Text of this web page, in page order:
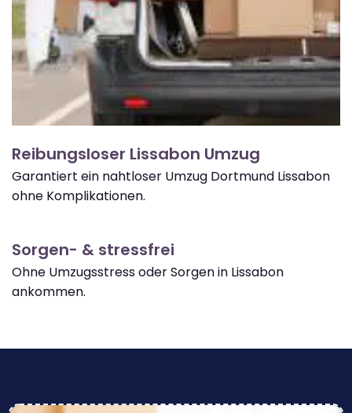
Reibungsloser Lissabon Umzug
Garantiert ein nahtloser Umzug Dortmund Lissabon
ohne Komplikationen.
Sorgen- & stressfrei
Ohne Umzugsstress oder Sorgen in Lissabon
ankommen.